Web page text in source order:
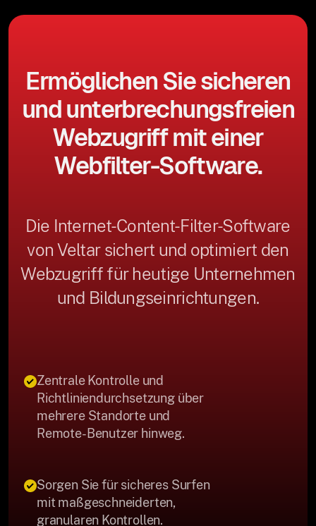
Ermöglichen Sie sicheren
und unterbrechungsfreien
Webzugriff mit einer
Webfilter-Software.
Die Internet-Content-Filter-Software
von Veltar sichert und optimiert den
Webzugriff für heutige Unternehmen
und Bildungseinrichtungen.
Zentrale Kontrolle und
Richtliniendurchsetzung über
mehrere Standorte und
Remote-Benutzer hinweg.
Sorgen Sie für sicheres Surfen
mit maßgeschneiderten,
granularen Kontrollen.